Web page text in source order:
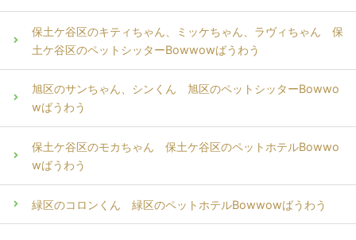
保土ケ谷区のキティちゃん、ミッケちゃん、ラヴィちゃん 保
土ケ谷区のペットシッターBowwowばうわう
旭区のサンちゃん、シンくん 旭区のペットシッターBowwo
wばうわう
保土ケ谷区のモカちゃん 保土ケ谷区のペットホテルBowwo
wばうわう
緑区のコロンくん 緑区のペットホテルBowwowばうわう